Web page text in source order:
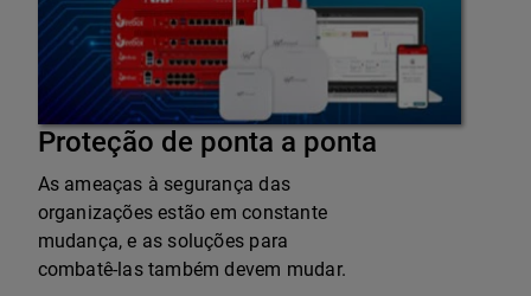
Proteção de ponta a ponta
As ameaças à segurança das
organizações estão em constante
mudança, e as soluções para
combatê-las também devem mudar.